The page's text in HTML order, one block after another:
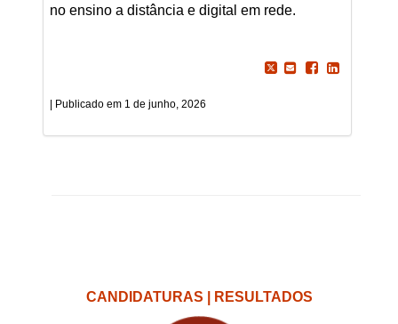
no ensino a distância e digital em rede.
1 de junho, 2026
CANDIDATURAS | RESULTADOS